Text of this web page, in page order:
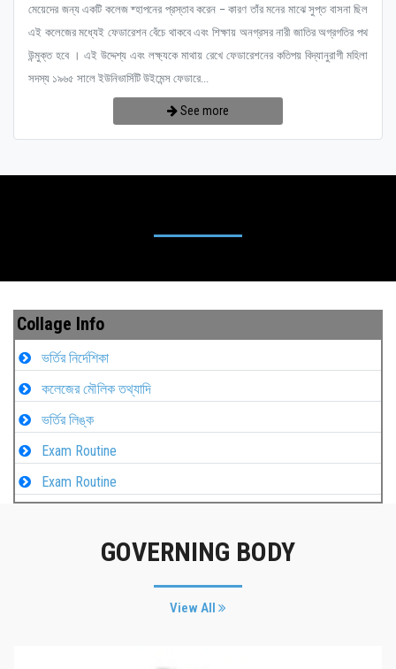
মেয়েদের জন্য একটি কলেজ ষ্হাপনের প্রস্তাব করেন – কারণ তাঁর মনের মাঝে সুপ্ত বাসনা ছিল
এই কলেজের মধ্যেই ফেডারেশন বেঁচে থাকবে এবং শিক্ষায় অনগ্রসর নারী জাতির অগ্রগতির পথ
উন্মুক্ত হবে । এই উদ্দেশ্য এবং লক্ষ্যকে মাথায় রেখে ফেডারেশনের কতিপয় বিদ্যানুরাগী মহিলা
সদস্য ১৯৬৫ সালে ইউনিভার্সিটি উইমেন্স ফেডারে...
See more
Collage Info
ভর্তির নির্দেশিকা
কলেজের মৌলিক তথ্যাদি
ভর্তির লিঙ্ক
Exam Routine
Exam Routine
GOVERNING BODY
View All